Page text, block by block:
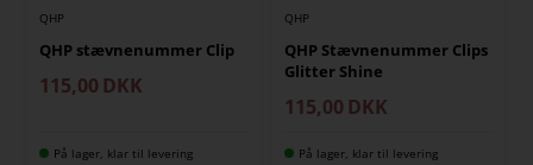
QHP
QHP stævnenummer Clip
115,00 DKK
På lager, klar til levering
QHP
QHP Stævnenummer Clips
Glitter Shine
115,00 DKK
På lager, klar til levering